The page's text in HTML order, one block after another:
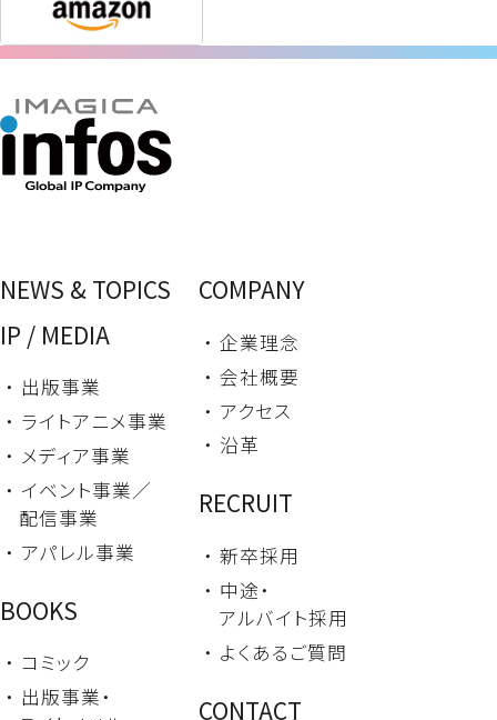
NEWS & TOPICS
IP / MEDIA
・ 出版事業
・ ライトアニメ事業
・ メディア事業
・ イベント事業／
配信事業
・ アパレル事業
BOOKS
・ コミック
・ 出版事業・
COMPANY
・ 企業理念
・ 会社概要
・ アクセス
・ 沿革
RECRUIT
・ 新卒採用
・ 中途・
アルバイト採用
・ よくあるご質問
CONTACT